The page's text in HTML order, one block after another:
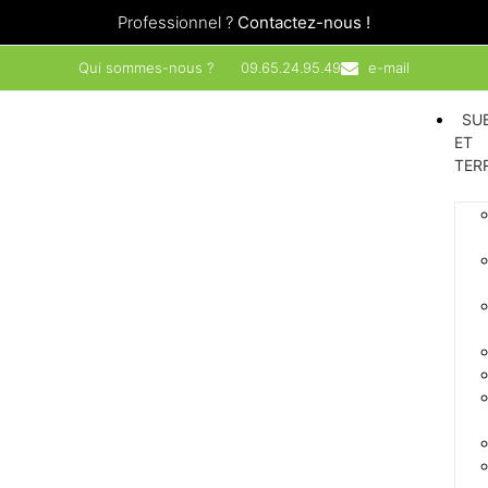
Professionnel ? Contactez-nous !
Qui sommes-nous ? 09.65.24.95.49 e-mail
ET